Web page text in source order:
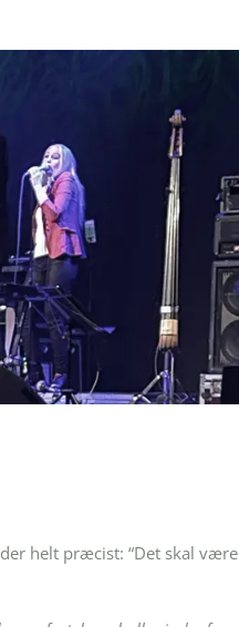
helt præcist: “Det skal være